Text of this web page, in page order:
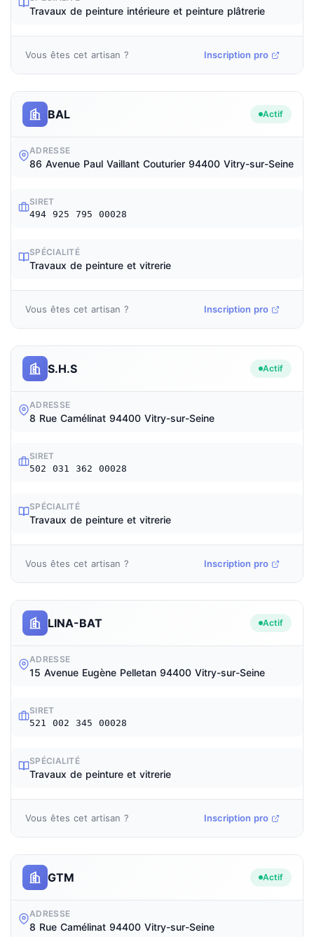
Travaux de peinture intérieure et peinture plâtrerie
Vous êtes cet artisan ? Inscription pro
BAL Actif
ADRESSE
86 Avenue Paul Vaillant Couturier 94400 Vitry-sur-Seine
SIRET
494 925 795 00028
SPÉCIALITÉ
Travaux de peinture et vitrerie
Vous êtes cet artisan ? Inscription pro
S.H.S Actif
ADRESSE
8 Rue Camélinat 94400 Vitry-sur-Seine
SIRET
502 031 362 00028
SPÉCIALITÉ
Travaux de peinture et vitrerie
Vous êtes cet artisan ? Inscription pro
LINA-BAT Actif
ADRESSE
15 Avenue Eugène Pelletan 94400 Vitry-sur-Seine
SIRET
521 002 345 00028
SPÉCIALITÉ
Travaux de peinture et vitrerie
Vous êtes cet artisan ? Inscription pro
GTM Actif
ADRESSE
8 Rue Camélinat 94400 Vitry-sur-Seine